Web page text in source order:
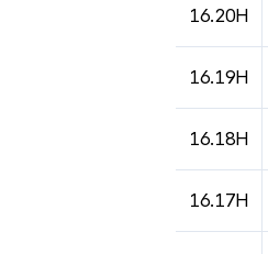
16.20H
16.19H
16.18H
16.17H